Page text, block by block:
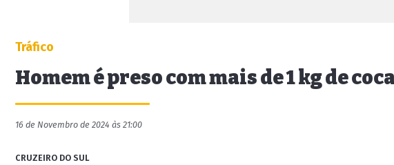
Tráfico
Homem é preso com mais de 1 kg de
16 de Novembro de 2024 às 21:00
CRUZEIRO DO SUL